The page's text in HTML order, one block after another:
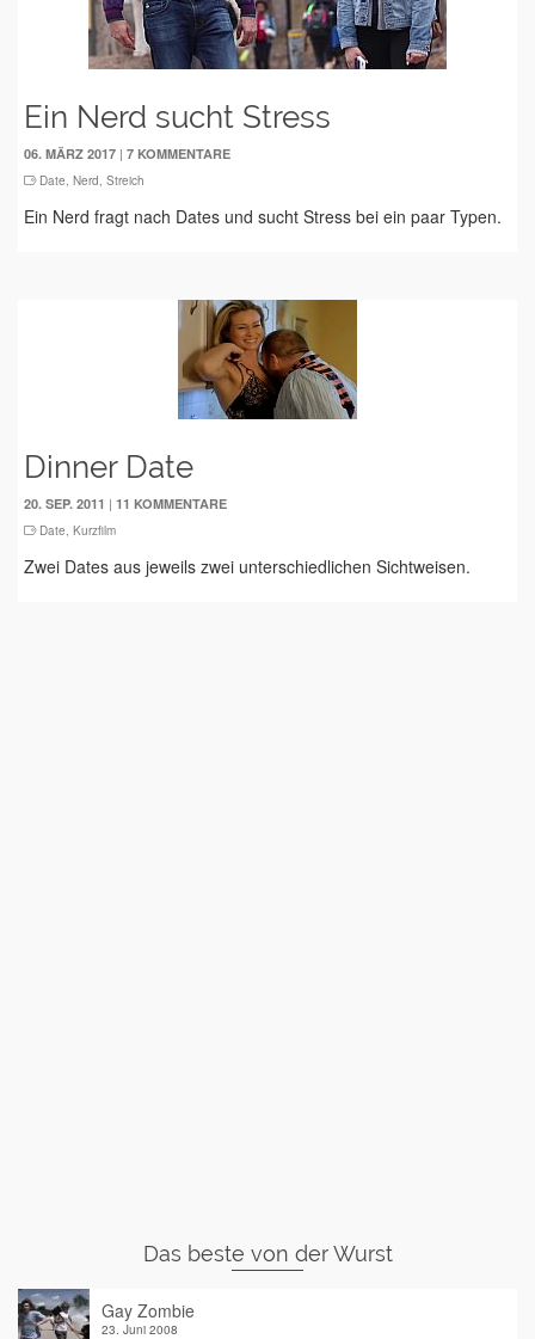
Ein Nerd sucht Stress
06. MÄRZ 2017 | 7 KOMMENTARE
Date, Nerd, Streich
Ein Nerd fragt nach Dates und sucht Stress bei ein paar Typen.
Dinner Date
20. SEP. 2011 | 11 KOMMENTARE
Date, Kurzfilm
Zwei Dates aus jeweils zwei unterschiedlichen Sichtweisen.
Das beste von der Wurst
Gay Zombie
23. Juni 2008